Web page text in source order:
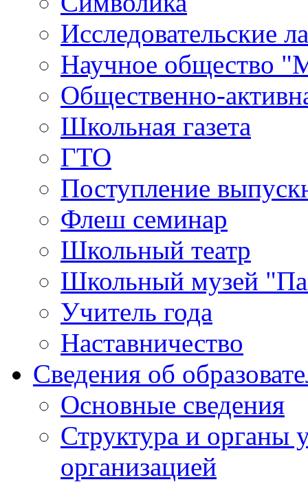
Исследовательские
Научное общество
Общественно-
Школьная газета
ГТО
Поступление
Флеш семинар
Школьный театр
Школьный музей
Учитель года
Наставничество
Сведения об
Основные сведения
Структура и органы
организацией